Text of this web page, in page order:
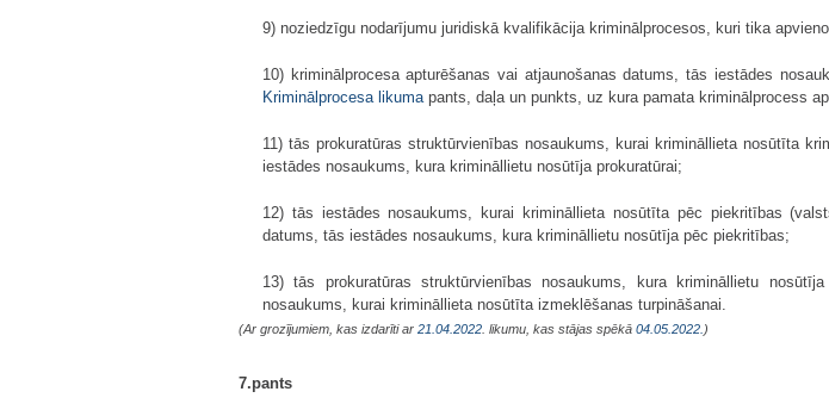
9) noziedzīgu nodarījumu juridiskā kvalifikācija kriminālprocesos, kuri tika
10) kriminālprocesa apturēšanas vai atjaunošanas datums, tās iestādes
Kriminālprocesa likuma pants, daļa un punkts, uz kura pamata kriminālprocess
11) tās prokuratūras struktūrvienības nosaukums, kurai krimināllieta nosūtīta
iestādes nosaukums, kura krimināllietu nosūtīja prokuratūrai;
12) tās iestādes nosaukums, kurai krimināllieta nosūtīta pēc piekritības
datums, tās iestādes nosaukums, kura krimināllietu nosūtīja pēc piekritības;
13) tās prokuratūras struktūrvienības nosaukums, kura krimināllietu
nosaukums, kurai krimināllieta nosūtīta izmeklēšanas turpināšanai.
(Ar grozījumiem, kas izdarīti ar 21.04.2022 . likumu, kas stājas spēkā 04.05.2022. )
7.pants